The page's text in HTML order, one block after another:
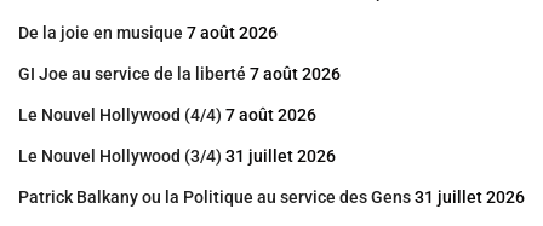
De la joie en musique 7 août 2026
GI Joe au service de la liberté 7 août 2026
Le Nouvel Hollywood (4/4) 7 août 2026
Le Nouvel Hollywood (3/4) 31 juillet 2026
Patrick Balkany ou la Politique au service des Gens31 juillet 2026